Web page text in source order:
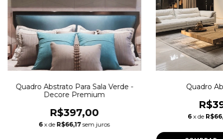
Quadro Abstrato Para Sala Verde -
Decore Premium
R$397,00
6 x de R$66,17 sem juros
Quadro
6 x de